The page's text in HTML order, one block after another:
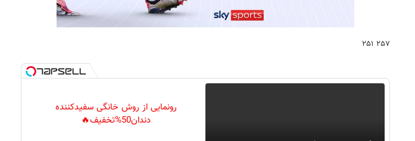
۲۵۷ ۲۵۱
رونمایی از روش خانگی سفیدکننده
دندان50%تخفیف🔥